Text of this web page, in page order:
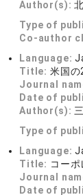
Author(s):
Type of
Co-author
Language:
Title: 米国の
Journal
Date of
Author(s):
Type of
Language:
Title: コー
Journal
Date of